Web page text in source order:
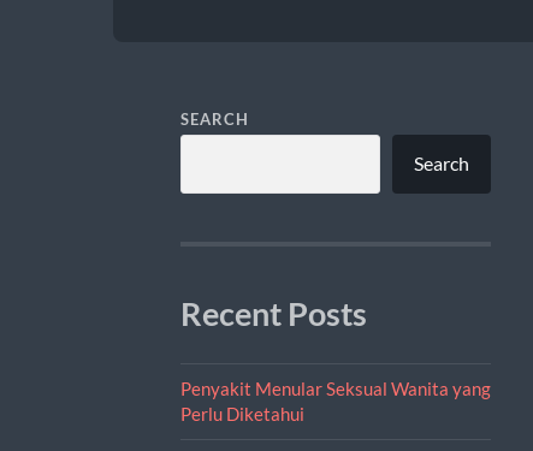
SEARCH
Search
Recent Posts
Penyakit Menular Seksual Wanita yang
Perlu Diketahui